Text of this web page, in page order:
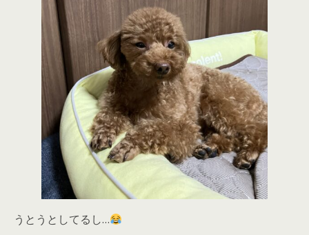
うとうとしてるし…